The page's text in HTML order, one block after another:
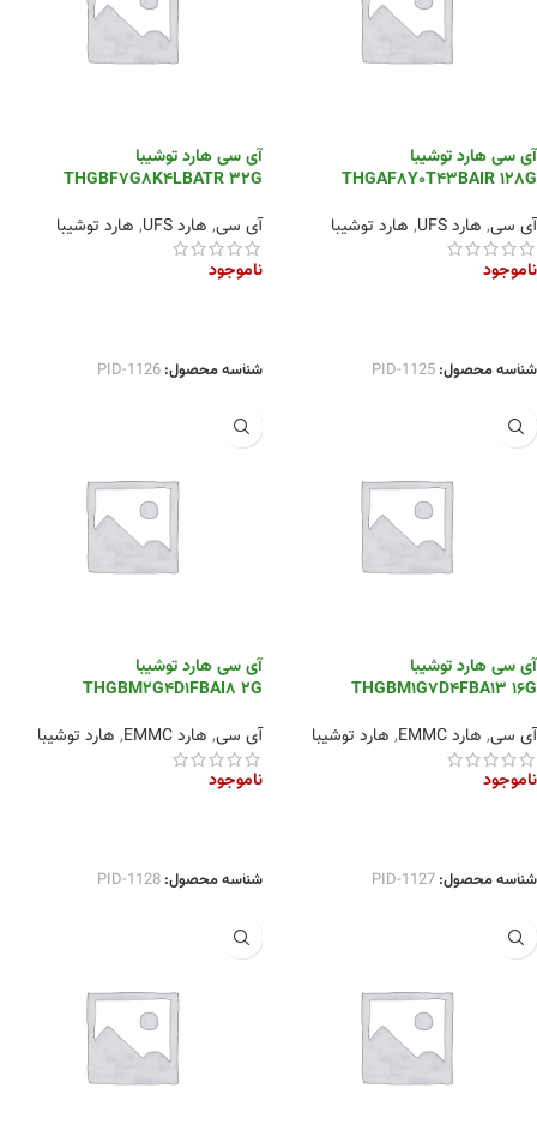
آی سی هارد توشیبا
THGAF8Y0T43BAIR 128G
آی سی, هارد UFS , هارد توشیبا
ناموجود
شناسه محصول: PID-1125
آی سی هارد توشیبا
THGBF7G8K4LBATR 32G
آی سی, هارد UFS , هارد توشیبا
ناموجود
شناسه محصول: PID-1126
آی سی هارد توشیبا
THGBM1G7D4FBA13 16G
آی سی, هارد EMMC , هارد توشیبا
ناموجود
شناسه محصول: PID-1127
آی سی هارد توشیبا
THGBM2G4D1FBAI8 2G
آی سی, هارد EMMC , هارد توشیبا
ناموجود
شناسه محصول: PID-1128